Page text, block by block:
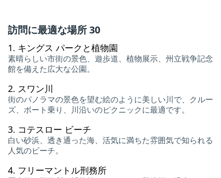
訪問に最適な場所 30
1. キングス パークと植物園
素晴らしい市街の景色、遊歩道、植物展示、州立戦争記念
館を備えた広大な公園。
2. スワン川
街のパノラマの景色を望む絵のように美しい川で、クルー
ズ、ボート乗り、川沿いのピクニックに最適です。
3. コテスロー ビーチ
白い砂浜、透き通った海、活気に満ちた雰囲気で知られる
人気のビーチ。
4. フリーマントル刑務所